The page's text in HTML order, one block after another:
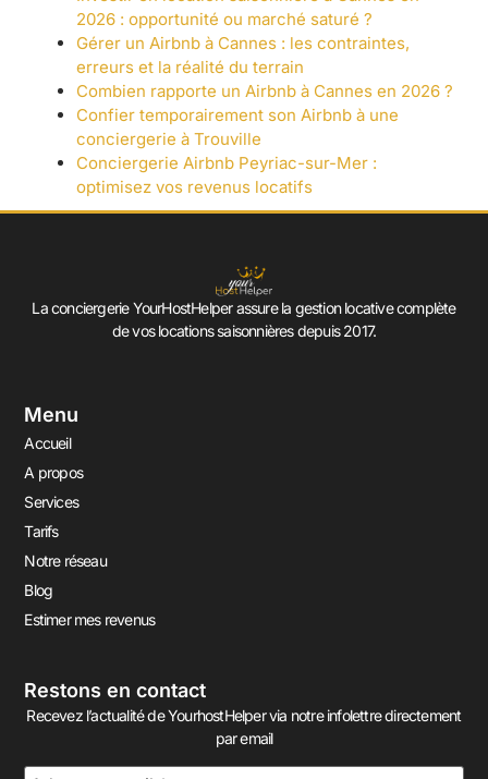
2026 : opportunité ou marché saturé ?
Gérer un Airbnb à Cannes : les contraintes,
erreurs et la réalité du terrain
Combien rapporte un Airbnb à Cannes en 2026 ?
Confier temporairement son Airbnb à une
conciergerie à Trouville
Conciergerie Airbnb Peyriac-sur-Mer :
optimisez vos revenus locatifs
La conciergerie YourHostHelper assure la gestion locative complète
de vos locations saisonnières depuis 2017.
Menu
Accueil
A propos
Services
Tarifs
Notre réseau
Blog
Estimer mes revenus
Restons en contact
Recevez l’actualité de YourhostHelper via notre infolettre directement
par email